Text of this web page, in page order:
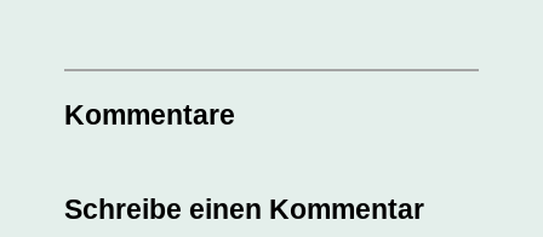
Kommentare
Schreibe einen Kommentar